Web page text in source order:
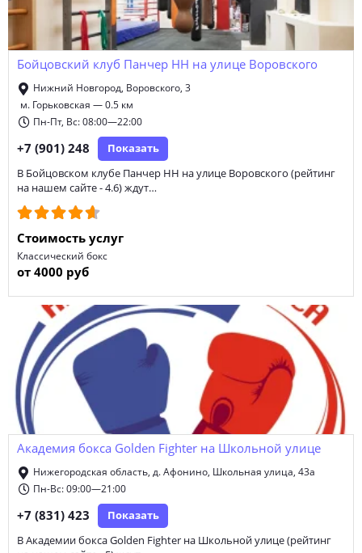
Бойцовский клуб Панчер НН на улице Воровского
Нижний Новгород, Воровского, 3
м. Горьковская — 0.5 км
Пн-Пт, Вс: 08:00—22:00
+7 (901) 248 Показать
В Бойцовском клубе Панчер НН на улице Воровского (рейтинг
на нашем сайте - 4.6) ждут…
Стоимость услуг
Классический бокс
от 4000 руб
Академия бокса Golden Fighter на Школьной улице
Нижегородская область, д. Афонино, Школьная улица, 43а
Пн-Вс: 09:00—21:00
+7 (831) 423 Показать
В Академии бокса Golden Fighter на Школьной улице (рейтинг